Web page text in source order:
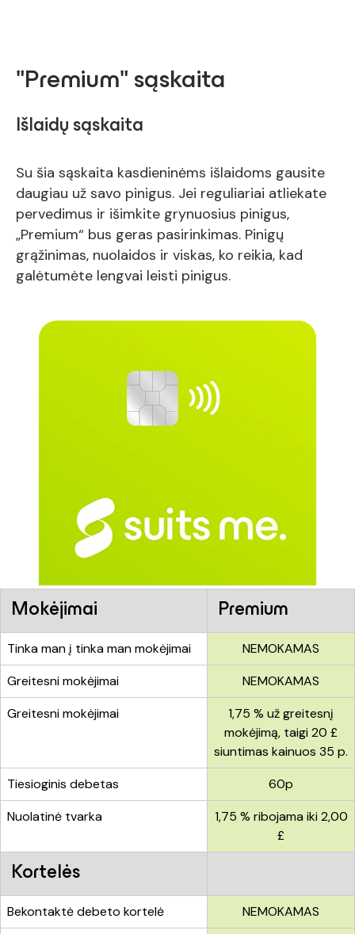
"Premium" sąskaita
Išlaidų sąskaita
Su šia sąskaita kasdieninėms išlaidoms gausite
daugiau už savo pinigus. Jei reguliariai atliekate
pervedimus ir išimkite grynuosius pinigus,
„Premium“ bus geras pasirinkimas. Pinigų
grąžinimas, nuolaidos ir viskas, ko reikia, kad
galėtumėte lengvai leisti pinigus.
Mokėjimai Premium
Tinka man į tinka man mokėjimai
NEMOKAMAS
Greitesni mokėjimai
NEMOKAMAS
Greitesni mokėjimai
1,75 % už greitesnį
mokėjimą, taigi 20 £
siuntimas kainuos 35 p.
Tiesioginis debetas
60p
Nuolatinė tvarka
1,75 % ribojama iki 2,00
£
Kortelės
Bekontaktė debeto kortelė
NEMOKAMAS